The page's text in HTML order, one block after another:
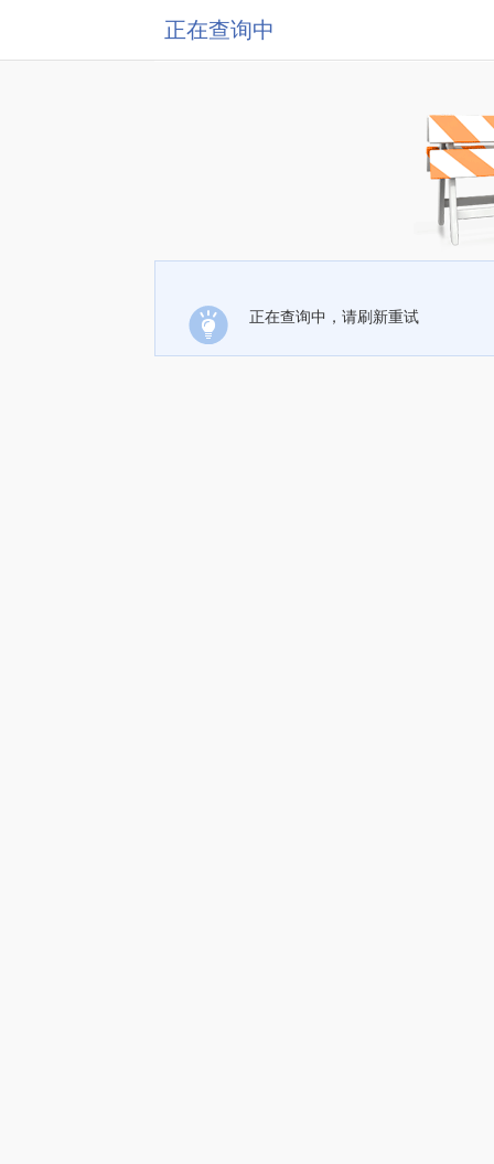
正在查询中
正在查询中，请刷新重试